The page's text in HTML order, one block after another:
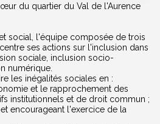
du quartier du Val de l'Aurence
social, l'équipe composée de trois
ses actions sur l'inclusion dans
sociale, inclusion socio-
numérique.
les inégalités sociales en :
et le rapprochement des
institutionnels et de droit commun ;
encourageant l'exercice de la